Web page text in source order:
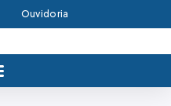
Ouvidoria